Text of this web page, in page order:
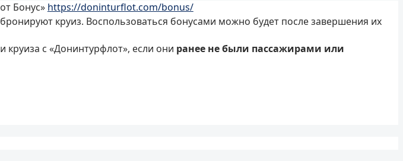
Бонус» https://doninturflot.com/bonus/
круиз. Воспользоваться бонусами можно будет после завершения их
с «Донинтурфлот», если они ранее не были пассажирами или